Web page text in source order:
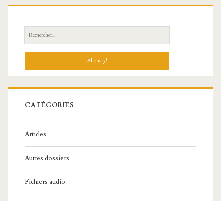
R
e
h
r
c
:
CATÉGORIES
Articles
Autres dossiers
Fichiers audio